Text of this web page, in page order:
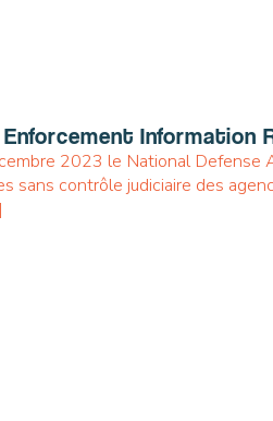
Information
2023 le National Defense
contrôle judiciaire des